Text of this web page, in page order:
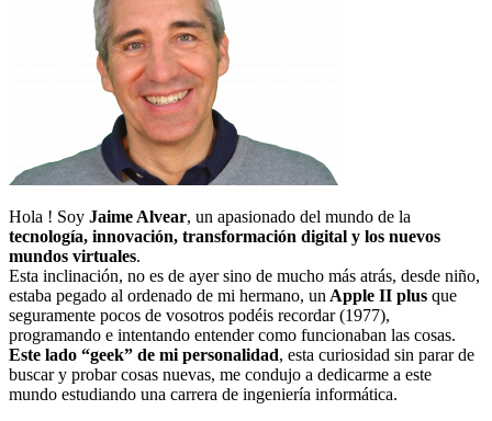
Hola ! Soy Jaime Alvear, un apasionado del mundo de la
tecnología, innovación, transformación digital y los nuevos
mundos virtuales.
Esta inclinación, no es de ayer sino de mucho más atrás, desde niño,
estaba pegado al ordenado de mi hermano, un Apple II plus que
seguramente pocos de vosotros podéis recordar (1977),
programando e intentando entender como funcionaban las cosas.
Este lado “geek” de mi personalidad, esta curiosidad sin parar de
buscar y probar cosas nuevas, me condujo a dedicarme a este
mundo estudiando una carrera de ingeniería informática.